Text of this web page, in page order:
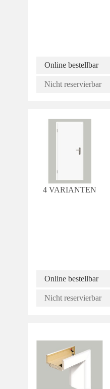
Online bestellbar
Nicht reservierbar
4 VARIANTEN
Online bestellbar
Nicht reservierbar